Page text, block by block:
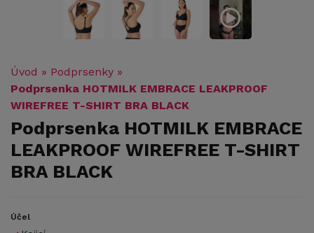
Úvod » Podprsenky »
Podprsenka HOTMILK EMBRACE LEAKPROOF
WIREFREE T-SHIRT BRA BLACK
Podprsenka HOTMILK EMBRACE
LEAKPROOF WIREFREE T-SHIRT
BRA BLACK
Účel